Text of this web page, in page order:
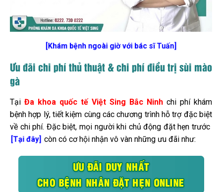
[Khám bệnh ngoài giờ với bác sĩ Tuấn]
Ưu đãi chi phí thủ thuật & chi phí điều trị sùi mào
gà
Tại Đa khoa quốc tế Việt Sing Bắc Ninh chi phí khám
bệnh hợp lý, tiết kiệm cùng các chương trình hỗ trợ đặc biệt
về chi phí. Đặc biệt, mọi người khi chủ động đặt hẹn trước
[Tại đây] còn có cơ hội nhận vô vàn những ưu đãi như: